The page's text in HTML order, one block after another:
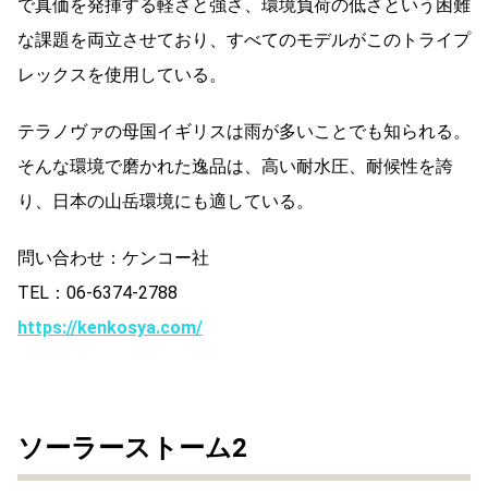
で真価を発揮する軽さと強さ、環境負荷の低さという困難
な課題を両立させており、すべてのモデルがこのトライプ
レックスを使用している。
テラノヴァの母国イギリスは雨が多いことでも知られる。
そんな環境で磨かれた逸品は、高い耐水圧、耐候性を誇
り、日本の山岳環境にも適している。
問い合わせ：ケンコー社
TEL：06-6374-2788
https://kenkosya.com/
ソーラーストーム2